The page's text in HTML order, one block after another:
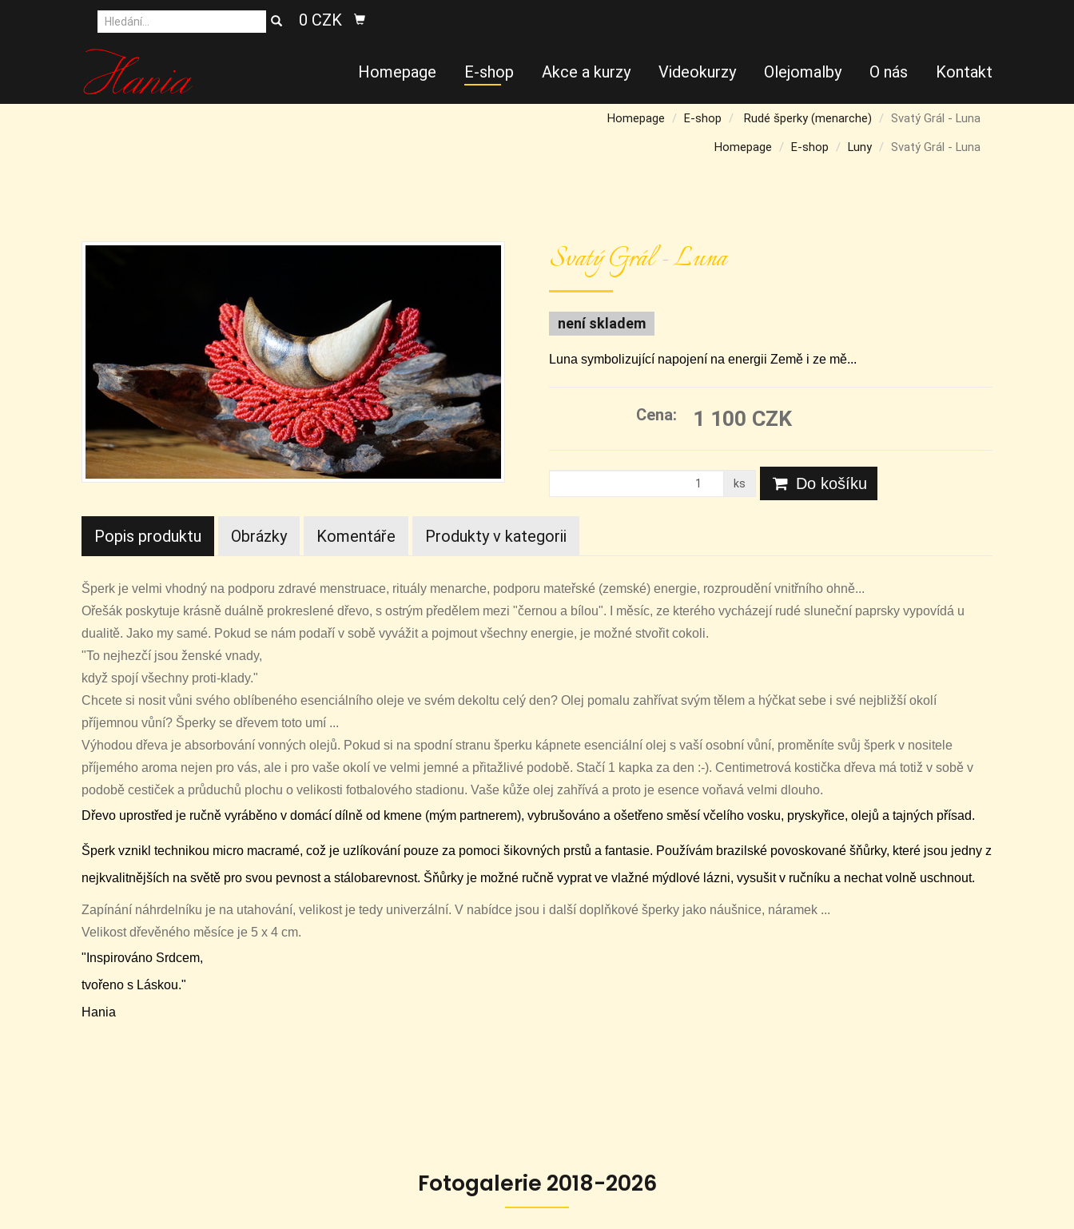
0 CZK
Homepage E-shop Akce a kurzy Videokurzy Olejomalby O nás Kontakt
Homepage E-shop Rudé šperky (menarche)
Svatý Grál - Luna
Homepage
E-shop Luny Svatý Grál - Luna
Svatý Grál - Luna
není skladem
Luna symbolizující napojení na energii Země i ze mě...
Cena: 1 100 CZK
ks Do košíku
Popis produktu Obrázky Komentáře Produkty v kategorii
Šperk je velmi vhodný na podporu zdravé menstruace, rituály menarche, podporu mateřské (zemské) energie, rozproudění vnitřního ohně...
Ořešák poskytuje krásně duálně prokreslené dřevo, s ostrým předělem mezi "černou a bílou". I měsíc, ze kterého vycházejí rudé sluneční paprsky vypovídá u
dualitě. Jako my samé. Pokud se nám podaří v sobě vyvážit a pojmout všechny energie, je možné stvořit cokoli.
"To nejhezčí jsou ženské vnady,
když spojí všechny proti-klady."
Chcete si nosit vůni svého oblíbeného esenciálního oleje ve svém dekoltu celý den? Olej pomalu zahřívat svým tělem a hýčkat sebe i své nejbližší okolí
příjemnou vůní? Šperky se dřevem toto umí ...
Výhodou dřeva je absorbování vonných olejů. Pokud si na spodní stranu šperku kápnete esenciální olej s vaší osobní vůní, proměníte svůj šperk v nositele
příjemého aroma nejen pro vás, ale i pro vaše okolí ve velmi jemné a přitažlivé podobě. Stačí 1 kapka za den :-). Centimetrová kostička dřeva má totiž v sobě v
podobě cestiček a průduchů plochu o velikosti fotbalového stadionu. Vaše kůže olej zahřívá a proto je esence voňavá velmi dlouho.
Dřevo uprostřed je ručně vyráběno v domácí dílně od kmene (mým partnerem), vybrušováno a ošetřeno směsí včelího vosku, pryskyřice, olejů a tajných přísad.
Šperk vznikl technikou micro macramé, což je uzlíkování pouze za pomoci šikovných prstů a fantasie. Používám brazilské povoskované šňůrky, které jsou jedny z
nejkvalitnějších na světě pro svou pevnost a stálobarevnost. Šňůrky je možné ručně vyprat ve vlažné mýdlové lázni, vysušit v ručníku a nechat volně uschnout.
Zapínání náhrdelníku je na utahování, velikost je tedy univerzální. V nabídce jsou i další doplňkové šperky jako náušnice, náramek ...
Velikost dřevěného měsíce je 5 x 4 cm.
"Inspirováno Srdcem,
tvořeno s Láskou."
Hania
Fotogalerie 2018-2026